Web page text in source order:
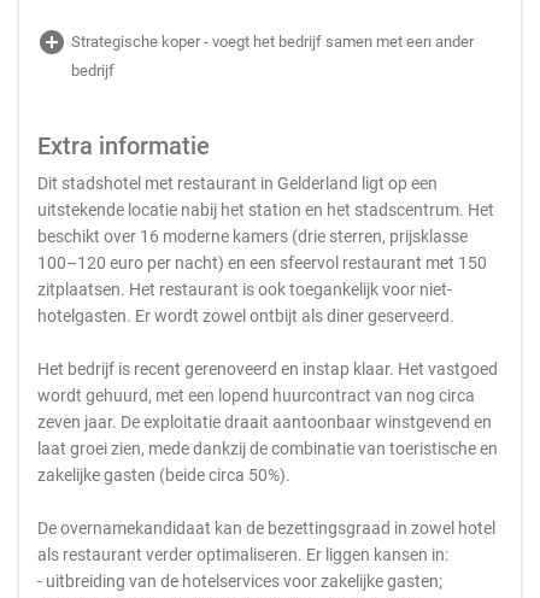
add_circle Strategische koper - voegt het bedrijf samen met een ander
bedrijf
Extra informatie
Dit stadshotel met restaurant in Gelderland ligt op een
uitstekende locatie nabij het station en het stadscentrum. Het
beschikt over 16 moderne kamers (drie sterren, prijsklasse
100–120 euro per nacht) en een sfeervol restaurant met 150
zitplaatsen. Het restaurant is ook toegankelijk voor niet-
hotelgasten. Er wordt zowel ontbijt als diner geserveerd.
Het bedrijf is recent gerenoveerd en instap klaar. Het vastgoed
wordt gehuurd, met een lopend huurcontract van nog circa
zeven jaar. De exploitatie draait aantoonbaar winstgevend en
laat groei zien, mede dankzij de combinatie van toeristische en
zakelijke gasten (beide circa 50%).
De overnamekandidaat kan de bezettingsgraad in zowel hotel
als restaurant verder optimaliseren. Er liggen kansen in:
- uitbreiding van de hotelservices voor zakelijke gasten;